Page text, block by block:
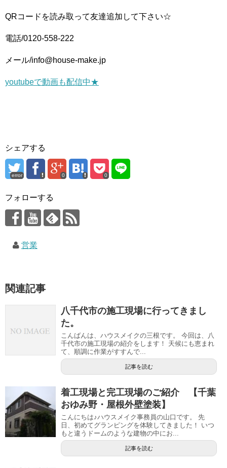
QRコードを読み取って友達追加して下さい☆
電話/0120-558-222
メール/info@house-make.jp
youtubeで動画も配信中★
シェアする
error 0 0
フォローする
営業
関連記事
八千代市の施工現場に行ってきまし
た。
こんばんは、ハウスメイクの三根です。 今回は、八
千代市の施工現場の紹介をします！ 天候にも恵まれ
て、順調に作業がすすんで...
記事を読む
着工現場と完工現場のご紹介 【千葉
おゆみ野・屋根外壁塗装】
こんにちは♪ハウスメイク事務員の山口です。 先
日、初めてグランピングを体験してきました！ いつ
もと違うドームのような建物の中にお...
記事を読む